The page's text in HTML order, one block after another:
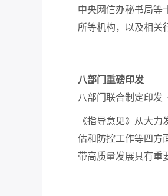
中央网信办秘书局等
所等机构， 以及相关
八部门 重磅印发
八部门联合制定印发
《指导意见》从大
估和防控工作等四方
带高质量发展具有重